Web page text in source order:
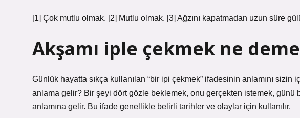
[1] Çok mutlu olmak. [2] Mutlu olmak. [3] Ağzını kapatmadan uzun süre
Akşamı iple çekmek ne
Günlük hayatta sıkça kullanılan “bir ipi çekmek” ifadesinin anlamını sizin
anlama gelir? Bir şeyi dört gözle beklemek, onu gerçekten istemek, günü
anlamına gelir. Bu ifade genellikle belirli tarihler ve olaylar için kullanılır.